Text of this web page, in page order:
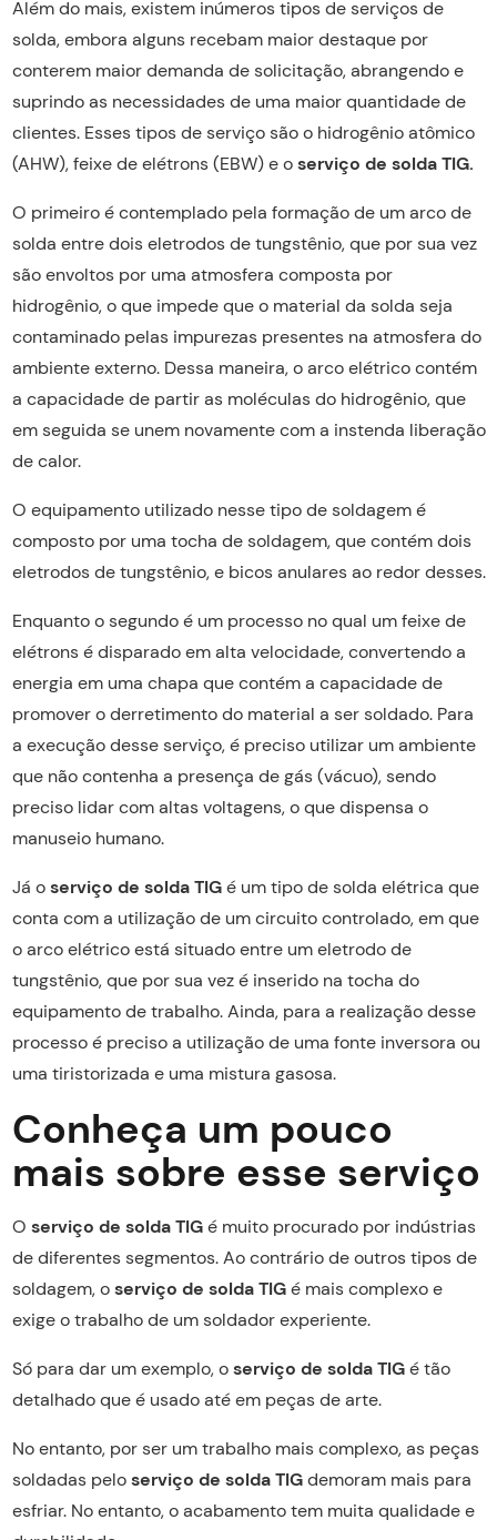
Além do mais, existem inúmeros tipos de serviços de
solda, embora alguns recebam maior destaque por
conterem maior demanda de solicitação, abrangendo e
suprindo as necessidades de uma maior quantidade de
clientes. Esses tipos de serviço são o hidrogênio atômico
(AHW), feixe de elétrons (EBW) e oserviço de solda TIG.
O primeiro é contemplado pela formação de um arco de
solda entre dois eletrodos de tungstênio, que por sua vez
são envoltos por uma atmosfera composta por
hidrogênio, o que impede que o material da solda seja
contaminado pelas impurezas presentes na atmosfera do
ambiente externo. Dessa maneira, o arco elétrico contém
a capacidade de partir as moléculas do hidrogênio, que
em seguida se unem novamente com a instenda liberação
de calor.
O equipamento utilizado nesse tipo de soldagem é
composto por uma tocha de soldagem, que contém dois
eletrodos de tungstênio, e bicos anulares ao redor desses.
Enquanto o segundo é um processo no qual um feixe de
elétrons é disparado em alta velocidade, convertendo a
energia em uma chapa que contém a capacidade de
promover o derretimento do material a ser soldado. Para
a execução desse serviço, é preciso utilizar um ambiente
que não contenha a presença de gás (vácuo), sendo
preciso lidar com altas voltagens, o que dispensa o
manuseio humano.
Já oserviço de solda TIGé um tipo de solda elétrica que
conta com a utilização de um circuito controlado, em que
o arco elétrico está situado entre um eletrodo de
tungstênio, que por sua vez é inserido na tocha do
equipamento de trabalho. Ainda, para a realização desse
processo é preciso a utilização de uma fonte inversora ou
uma tiristorizada e uma mistura gasosa.
Conheça um pouco
mais sobre esse serviço
O serviço de solda TIGé muito procurado por indústrias
de diferentes segmentos. Ao contrário de outros tipos de
soldagem, oserviço de solda TIGé mais complexo e
exige o trabalho de um soldador experiente.
Só para dar um exemplo, oserviço de solda TIGé tão
detalhado que é usado até em peças de arte.
No entanto, por ser um trabalho mais complexo, as peças
soldadas peloserviço de solda TIGdemoram mais para
esfriar. No entanto, o acabamento tem muita qualidade e